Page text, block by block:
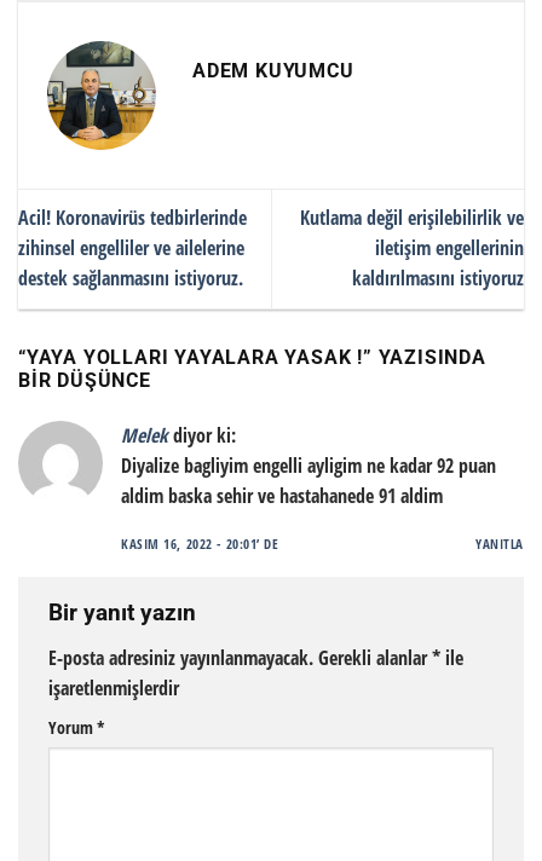
ADEM KUYUMCU
Acil! Koronavirüs tedbirlerinde
zihinsel engelliler ve ailelerine
destek sağlanmasını istiyoruz.
Kutlama değil erişilebilirlik ve
iletişim engellerinin
kaldırılmasını istiyoruz
“YAYA YOLLARI YAYALARA YASAK !” YAZISINDA
BIR DÜŞÜNCE
Melekdiyor ki:
Diyalize bagliyim engelli ayligim ne kadar 92 puan
aldim baska sehir ve hastahanede 91 aldim
KASIM 16, 2022 - 20:01’ DE YANITLA
Bir yanıt yazın
E-posta adresiniz yayınlanmayacak.Gerekli alanlar* ile
işaretlenmişlerdir
Yorum*